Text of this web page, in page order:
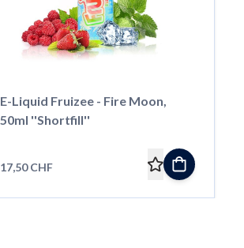
E-Liquid Fruizee - Fire Moon,
50ml ''Shortfill''
17,50 CHF